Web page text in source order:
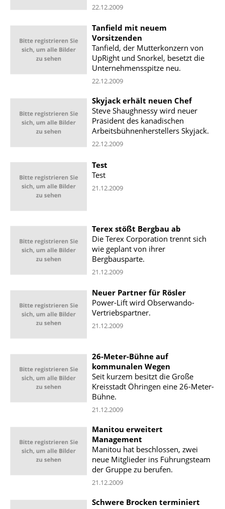
22.12.2009
Tanfield mit neuem
Vorsitzenden
Tanfield, der Mutterkonzern von
UpRight und Snorkel, besetzt die
Unternehmensspitze neu.
22.12.2009
Skyjack erhält neuen Chef
Steve Shaughnessy wird neuer
Präsident des kanadischen
Arbeitsbühnenherstellers Skyjack.
22.12.2009
Test
Test
21.12.2009
Terex stößt Bergbau ab
Die Terex Corporation trennt sich
wie geplant von ihrer
Bergbausparte.
21.12.2009
Neuer Partner für Rösler
Power-Lift wird Obserwando-
Vertriebspartner.
21.12.2009
26-Meter-Bühne auf
kommunalen Wegen
Seit kurzem besitzt die Große
Kreisstadt Öhringen eine 26-Meter-
Bühne.
21.12.2009
Manitou erweitert
Management
Manitou hat beschlossen, zwei
neue Mitglieder ins Führungsteam
der Gruppe zu berufen.
21.12.2009
Schwere Brocken terminiert